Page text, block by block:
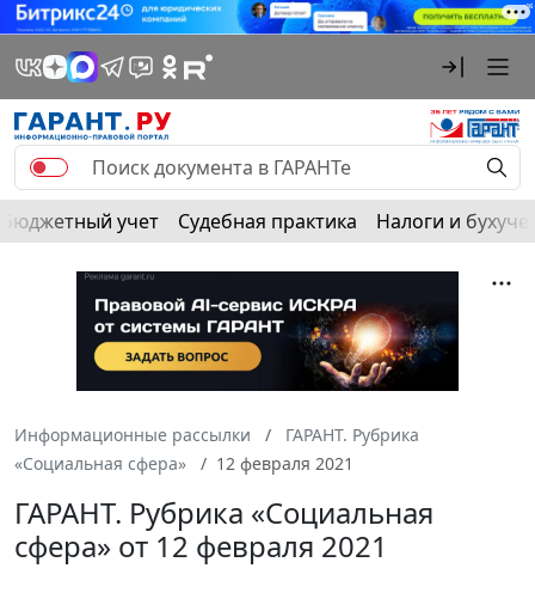
Бюджетный учет Судебная практика Налоги и
Информационные рассылки
ГАРАНТ. Рубрика
«Социальная сфера»
12 февраля 2021
ГАРАНТ. Рубрика «Социальная
сфера» от 12 февраля 2021